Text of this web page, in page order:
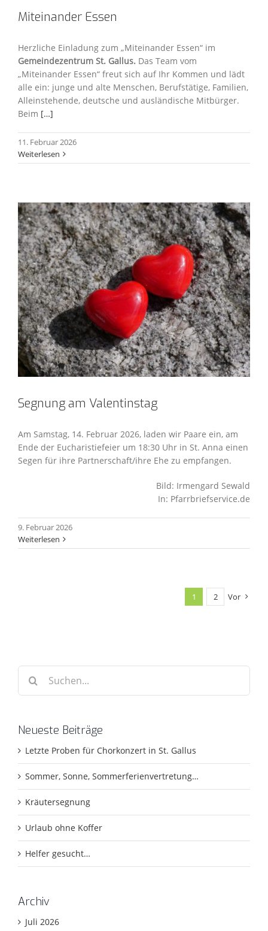
Miteinander Essen
Herzliche Einladung zum „Miteinander Essen“ im
Gemeindezentrum St. Gallus. Das Team vom
„Miteinander Essen“ freut sich auf Ihr Kommen und lädt
alle ein: junge und alte Menschen, Berufstätige, Familien,
Alleinstehende, deutsche und ausländische Mitbürger.
Beim […]
11. Februar 2026
Weiterlesen
Segnung am Valentinstag
Am Samstag, 14. Februar 2026, laden wir Paare ein, am
Ende der Eucharistiefeier um 18:30 Uhr in St. Anna einen
Segen für ihre Partnerschaft/ihre Ehe zu empfangen.
Bild: Irmengard Sewald
In: Pfarrbriefservice.de
9. Februar 2026
Weiterlesen
1 2 Vor
Suche
nach:
Neueste Beiträge
Letzte Proben für Chorkonzert in St. Gallus
Sommer, Sonne, Sommerferienvertretung…
Kräutersegnung
Urlaub ohne Koffer
Helfer gesucht…
Archiv
Juli 2026